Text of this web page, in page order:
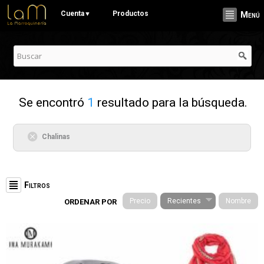
contenido
Cuenta▼ Productos Menú
Se encontró 1 resultado para la búsqueda.
Chalinas
Filtros
Stationery (19)
Cuadernos (3)
ORDENAR POR Precio Recientes Nombre